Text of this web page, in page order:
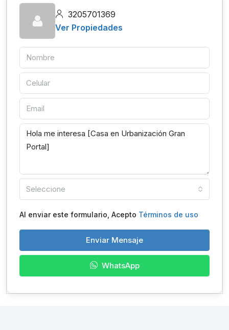
3205701369
Ver Propiedades
Seleccione
Al enviar este formulario, Acepto Términos de uso
Enviar Mensaje
WhatsApp